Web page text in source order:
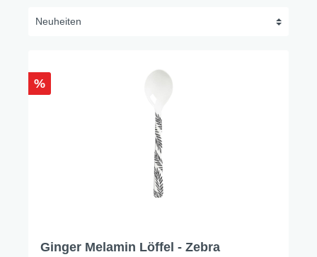
%
Ginger Melamin Löffel - Zebra